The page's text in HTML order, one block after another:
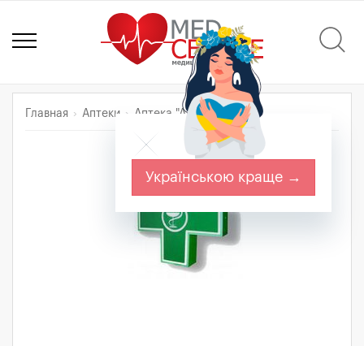
Главная Аптеки Аптека "Арт-Мед"
Українською краще →